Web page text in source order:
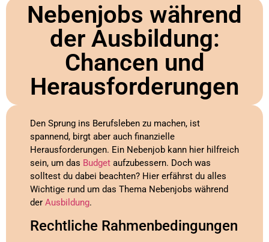
Nebenjobs während
der Ausbildung:
Chancen und
Herausforderungen
Den Sprung ins Berufsleben zu machen, ist
spannend, birgt aber auch finanzielle
Herausforderungen. Ein Nebenjob kann hier hilfreich
sein, um das Budget aufzubessern. Doch was
solltest du dabei beachten? Hier erfährst du alles
Wichtige rund um das Thema Nebenjobs während
der Ausbildung.
Rechtliche Rahmenbedingungen